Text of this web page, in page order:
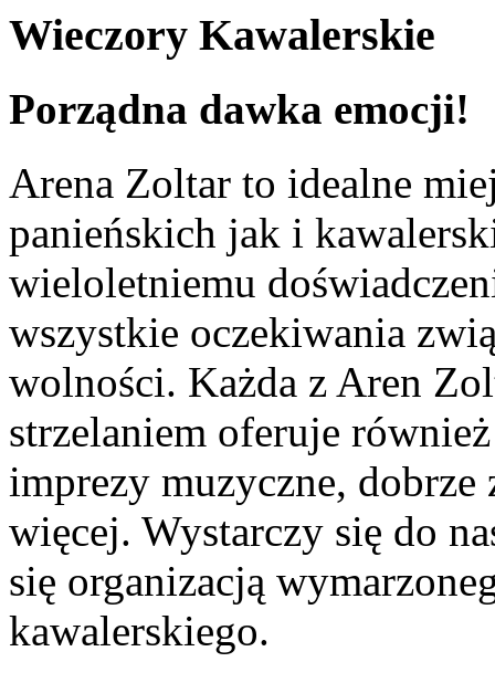
Wieczory Kawalerskie
Porządna dawka emocji!
Arena Zoltar to idealne
panieńskich jak i
wieloletniemu
wszystkie oczekiwania
wolności. Każda z Aren
strzelaniem oferuje
imprezy muzyczne,
więcej. Wystarczy się do
się organizacją
kawalerskiego.